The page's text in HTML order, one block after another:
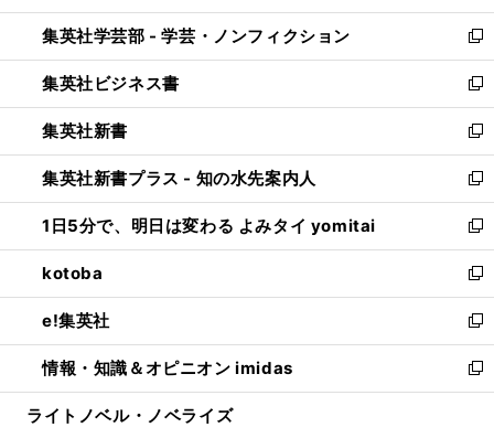
開
く
ウ
で
開
く
ン
ド
ウ
で
開
く
ウ
ィ
ン
ド
ウ
で
開
く
集英社学芸部 - 学芸・ノンフィクション
新
し
い
ウ
ィ
ン
ド
ウ
で
開
く
集英社ビジネス書
新
し
い
ウ
ィ
ン
ド
ウ
で
開
く
集英社新書
新
し
い
ウ
ィ
ン
ド
ウ
で
開
く
集英社新書プラス - 知の水先案内人
新
し
い
ウ
ィ
ン
ド
ウ
で
開
1日5分で、明日は変わる よみタイ yomitai
新
し
い
ウ
ィ
ン
ド
ウ
kotoba
新
し
い
ウ
ィ
ン
e!集英社
新
し
い
ウ
情報・知識＆オピニオン imidas
新
し
ライトノベル・ノベライズ